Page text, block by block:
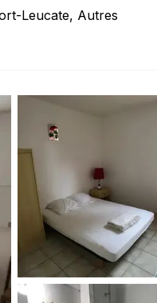
Leucate, Autres